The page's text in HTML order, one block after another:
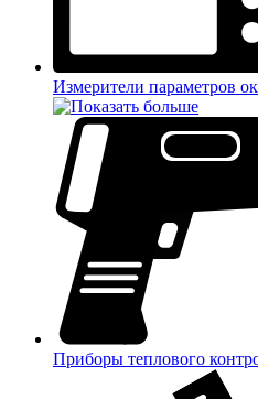
Измерители параметров
Приборы теплового